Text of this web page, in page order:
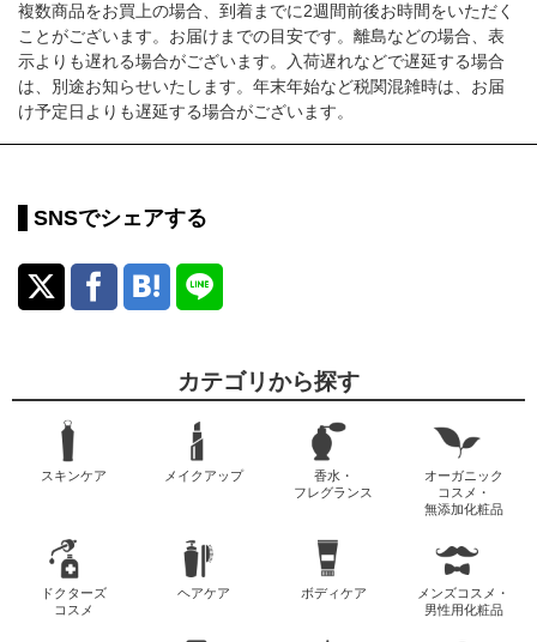
複数商品をお買上の場合、到着までに2週間前後お時間をいただく
ことがございます。お届けまでの目安です。離島などの場合、表
示よりも遅れる場合がございます。入荷遅れなどで遅延する場合
は、別途お知らせいたします。年末年始など税関混雑時は、お届
け予定日よりも遅延する場合がございます。
SNSでシェアする
カテゴリから探す
スキンケア メイクアップ
香水・
フレグランス
オーガニック
コスメ・
無添加化粧品
ドクターズ
コスメ
ヘアケア ボディケア
メンズコスメ・
男性用化粧品